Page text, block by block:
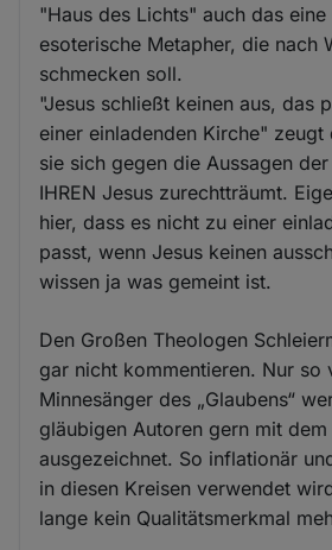
"Haus des Lichts" auch das
esoterische Metapher, die nach
schmecken soll.
"Jesus schließt keinen aus, das
einer einladenden Kirche" zeugt
sie sich gegen die Aussagen
IHREN Jesus zurechtträumt.
hier, dass es nicht zu einer
passt, wenn Jesus keinen
wissen ja was gemeint ist.
Den Großen Theologen
gar nicht kommentieren. Nur so
Minnesänger des „Glaubens“
gläubigen Autoren gern mit
ausgezeichnet. So inflationär
in diesen Kreisen verwendet
lange kein Qualitätsmerkmal